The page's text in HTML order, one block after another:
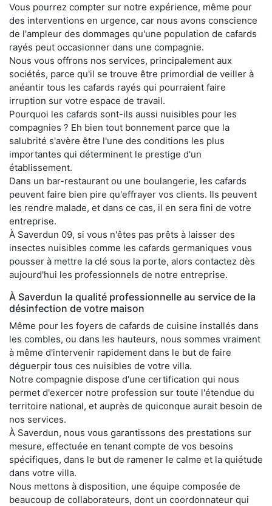
Vous pourrez compter sur notre expérience, même pour
des interventions en urgence, car nous avons conscience
de l'ampleur des dommages qu'une population de cafards
rayés peut occasionner dans une compagnie.
Nous vous offrons nos services, principalement aux
sociétés, parce qu'il se trouve être primordial de veiller à
anéantir tous les cafards rayés qui pourraient faire
irruption sur votre espace de travail.
Pourquoi les cafards sont-ils aussi nuisibles pour les
compagnies ? Eh bien tout bonnement parce que la
salubrité s'avère être l'une des conditions les plus
importantes qui déterminent le prestige d'un
établissement.
Dans un bar-restaurant ou une boulangerie, les cafards
peuvent faire bien pire qu'effrayer vos clients. Ils peuvent
les rendre malade, et dans ce cas, il en sera fini de votre
entreprise.
À Saverdun 09, si vous n'êtes pas prêts à laisser des
insectes nuisibles comme les cafards germaniques vous
pousser à mettre la clé sous la porte, alors contactez dès
aujourd'hui les professionnels de notre entreprise.
À Saverdun la qualité professionnelle au service de la
désinfection de votre maison
Même pour les foyers de cafards de cuisine installés dans
les combles, ou dans les hauteurs, nous sommes vraiment
à même d'intervenir rapidement dans le but de faire
déguerpir tous ces nuisibles de votre villa.
Notre compagnie dispose d'une certification qui nous
permet d'exercer notre profession sur toute l'étendue du
territoire national, et auprès de quiconque aurait besoin de
nos services.
À Saverdun, nous vous garantissons des prestations sur
mesure, effectuée en tenant compte de vos besoins
spécifiques, dans le but de ramener le calme et la quiétude
dans votre villa.
Nous mettons à disposition, une équipe composée de
beaucoup de collaborateurs, dont un coordonnateur qui